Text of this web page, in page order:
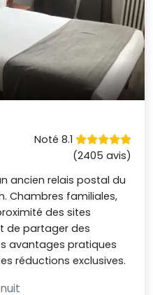
Noté 8.1
(2405 avis)
ancien relais postal du
Chambres familiales,
des sites
de partager des
avantages pratiques
réductions exclusives.